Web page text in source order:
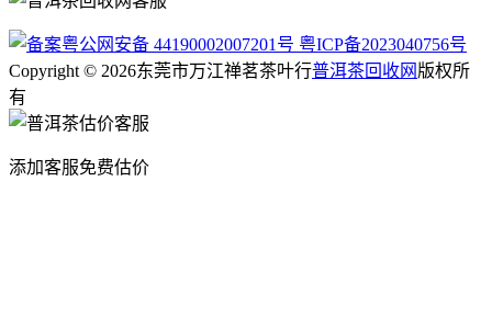
粤公网安备 44190002007201号 粤ICP备2023040756号
Copyright © 2026东莞市万江禅茗茶叶行普洱茶回收网 版权所
有
添加客服免费估价